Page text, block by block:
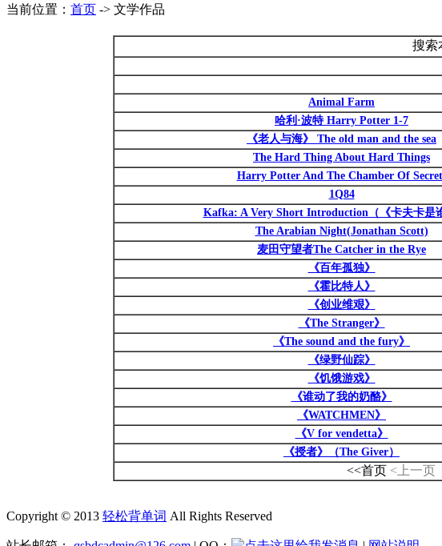
当前位置： 首页 -> 文学作品
搜索
Animal Farm
哈利·波特 Harry Potter 1-7
《老人与海》 The old man and the sea
The Hard Thing About Hard Things
Harry Potter And The Chamber Of
1Q84
Kafka: A Very Short Introduction（《卡夫卡是
The Arabian Night(Jonathan Scott)
麦田守望者The Catcher in the Rye
《百年孤独》
《霍比特人》
《创业维艰》
《The Stranger》
《The sound and the fury》
《绿野仙踪》
《饥饿游戏》
《谁动了我的奶酪》
《WATCHMEN》
《V for vendetta》
《授者》（The Giver）
<<首页 <上一页
Copyright © 2013 轻松背单词 All Rights Reserved